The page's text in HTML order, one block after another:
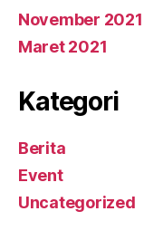
November 2021
Maret 2021
Kategori
Berita
Event
Uncategorized